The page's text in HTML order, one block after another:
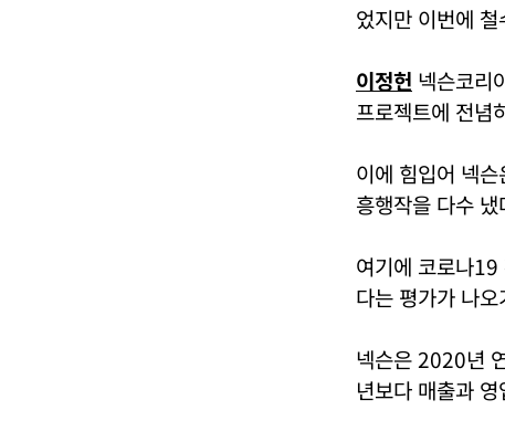
었지만 이번에
이정헌 넥슨코리
프로젝트에 전념
이에 힘입어 넥슨
흥행작을 다수 냈
여기에 코로나19
다는 평가가 나
넥슨은 2020년
년보다 매출과